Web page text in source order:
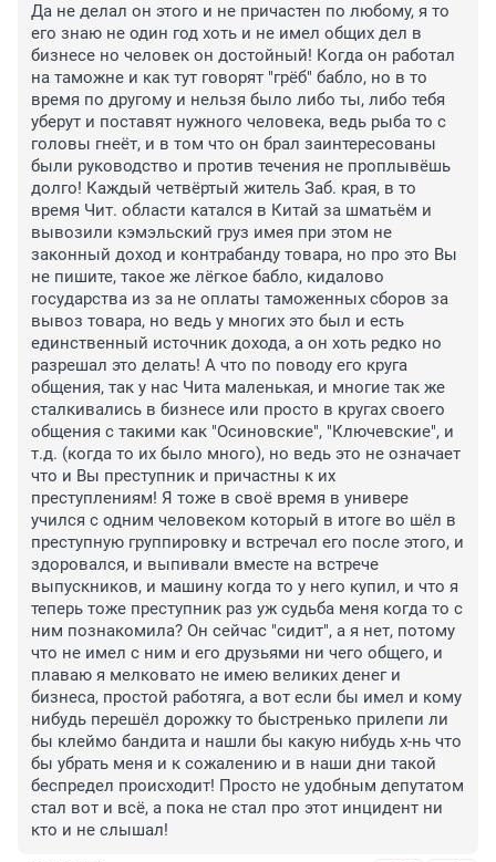
Да не делал он этого и не причастен по любому, я то
его знаю не один год хоть и не имел общих дел в
бизнесе но человек он достойный! Когда он работал
на таможне и как тут говорят "грёб" бабло, но в то
время по другому и нельзя было либо ты, либо тебя
уберут и поставят нужного человека, ведь рыба то с
головы гнеёт, и в том что он брал заинтересованы
были руководство и против течения не проплывёшь
долго! Каждый четвёртый житель Заб. края, в то
время Чит. области катался в Китай за шматьём и
вывозили кэмэльский груз имея при этом не
законный доход и контрабанду товара, но про это Вы
не пишите, такое же лёгкое бабло, кидалово
государства из за не оплаты таможенных сборов за
вывоз товара, но ведь у многих это был и есть
единственный источник дохода, а он хоть редко но
разрешал это делать! А что по поводу его круга
общения, так у нас Чита маленькая, и многие так же
сталкивались в бизнесе или просто в кругах своего
общения с такими как "Осиновские", "Ключевские", и
т.д. (когда то их было много), но ведь это не означает
что и Вы преступник и причастны к их
преступлениям! Я тоже в своё время в универе
учился с одним человеком который в итоге во шёл в
преступную группировку и встречал его после этого, и
здоровался, и выпивали вместе на встрече
выпускников, и машину когда то у него купил, и что я
теперь тоже преступник раз уж судьба меня когда то с
ним познакомила? Он сейчас "сидит", а я нет, потому
что не имел с ним и его друзьями ни чего общего, и
плаваю я мелковато не имею великих денег и
бизнеса, простой работяга, а вот если бы имел и кому
нибудь перешёл дорожку то быстренько прилепи ли
бы клеймо бандита и нашли бы какую нибудь х-нь что
бы убрать меня и к сожалению и в наши дни такой
беспредел происходит! Просто не удобным депутатом
стал вот и всё, а пока не стал про этот инцидент ни
кто и не слышал!